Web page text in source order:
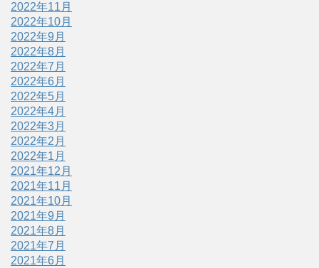
2022年11月
2022年10月
2022年9月
2022年8月
2022年7月
2022年6月
2022年5月
2022年4月
2022年3月
2022年2月
2022年1月
2021年12月
2021年11月
2021年10月
2021年9月
2021年8月
2021年7月
2021年6月